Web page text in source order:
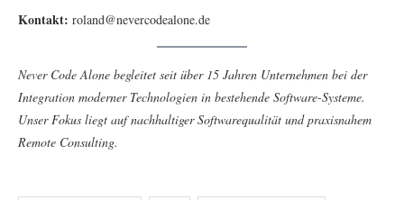
Kontakt: roland@nevercodealone.de
Never Code Alone begleitet seit über 15 Jahren Unternehmen bei der
Integration moderner Technologien in bestehende Software-Systeme.
Unser Fokus liegt auf nachhaltiger Softwarequalität und praxisnahem
Remote Consulting.